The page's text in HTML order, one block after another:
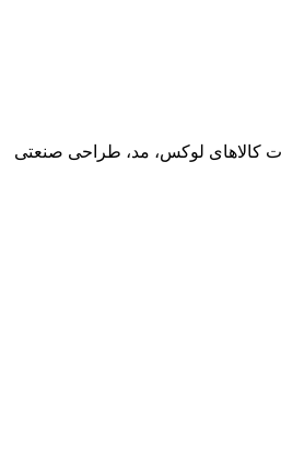
کالاهای لوکس، مد، طراحی صنعتی